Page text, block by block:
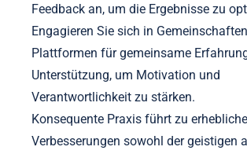
Feedback an, um die Ergebnisse zu
Engagieren Sie sich in
Plattformen für gemeinsame
Unterstützung, um Motivation und
Verantwortlichkeit zu stärken.
Konsequente Praxis führt zu
Verbesserungen sowohl der geistigen